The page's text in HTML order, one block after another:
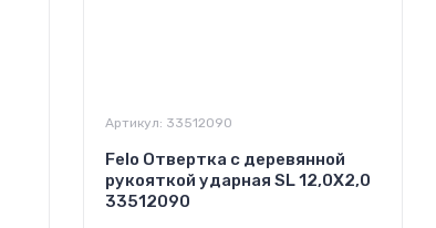
Артикул: 33512090
Felo Отвертка с деревянной
рукояткой ударная SL 12,0Х2,0
33512090